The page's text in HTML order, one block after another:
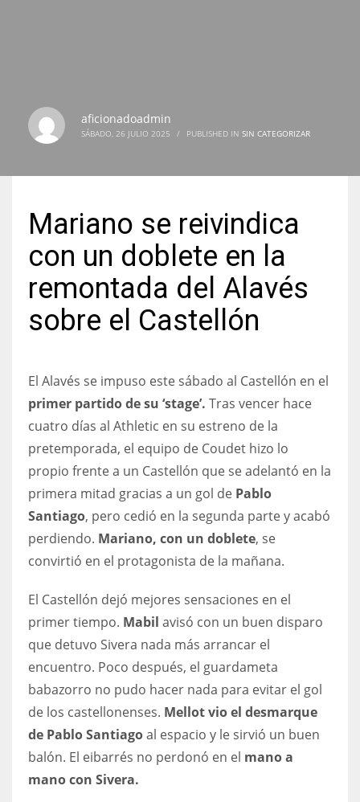
NYJ
24
IND
MIN
6
NE
16
OAK
19
NYG
aficionadoadmin
SÁBADO, 26 JULIO 2025 / PUBLISHED IN SIN CATEGORIZAR
Mariano se reivindica
con un doblete en la
remontada del Alavés
sobre el Castellón
El Alavés se impuso este sábado al Castellón en el
primer partido de su ‘stage’. Tras vencer hace
cuatro días al Athletic en su estreno de la
pretemporada, el equipo de Coudet hizo lo
propio frente a un Castellón que se adelantó en la
primera mitad gracias a un gol de Pablo
Santiago, pero cedió en la segunda parte y acabó
perdiendo. Mariano, con un doblete, se
convirtió en el protagonista de la mañana.
El Castellón dejó mejores sensaciones en el
primer tiempo. Mabil avisó con un buen disparo
que detuvo Sivera nada más arrancar el
encuentro. Poco después, el guardameta
babazorro no pudo hacer nada para evitar el gol
de los castellonenses. Mellot vio el desmarque
de Pablo Santiagoal espacio y le sirvió un buen
balón. El eibarrés no perdonó en el mano a
mano con Sivera.